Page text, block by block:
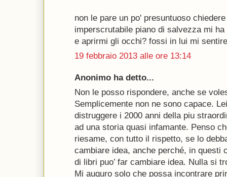
non le pare un po' presuntuoso
imperscrutabile piano di salvezza mi
e aprirmi gli occhi? fossi in lui mi
19 febbraio 2013 alle ore 13:14
Anonimo ha detto...
Non le posso rispondere, anche se
Semplicemente non ne sono capace.
distruggere i 2000 anni della piu
ad una storia quasi infamante. Penso
riesame, con tutto il rispetto, se lo
cambiare idea, anche perché, in questi
di libri puo’ far cambiare idea. Nulla si
Mi auguro solo che possa incontrare